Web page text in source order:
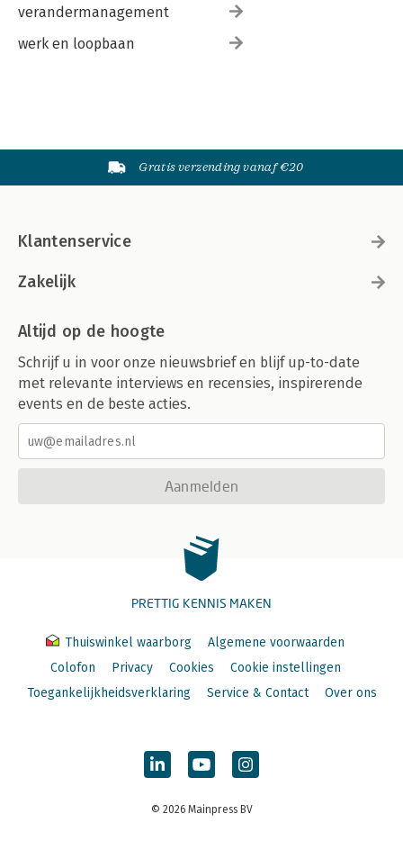
verandermanagement
werk en loopbaan
Gratis verzending vanaf €20
Klantenservice
Zakelijk
Altijd op de hoogte
Schrijf u in voor onze nieuwsbrief en blijf up-to-date
met relevante interviews en recensies, inspirerende
events en de beste acties.
Aanmelden
PRETTIG KENNIS MAKEN
Thuiswinkel waarborg
Algemene voorwaarden
Colofon
Privacy Cookies
Cookie instellingen
Toegankelijkheidsverklaring
Service & Contact Over ons
© 2026 Mainpress BV